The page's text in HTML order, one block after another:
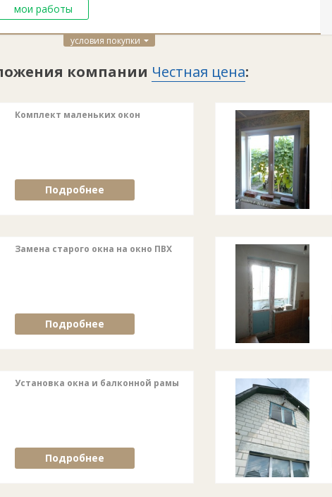
мои работы
условия покупки
компании Честная цена:
Комплект маленьких окон
Подробнее
Замена старого окна на окно ПВХ
Подробнее
Установка окна и балконной рамы
Подробнее